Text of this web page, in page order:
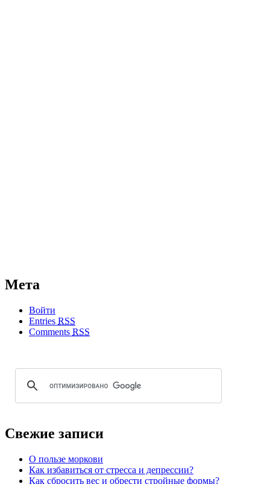
Мета
Войти
Entries RSS
Comments RSS
Свежие записи
О пользе моркови
Как избавиться от стресса и депрессии?
Как сбросить вес и обрести стройные формы?